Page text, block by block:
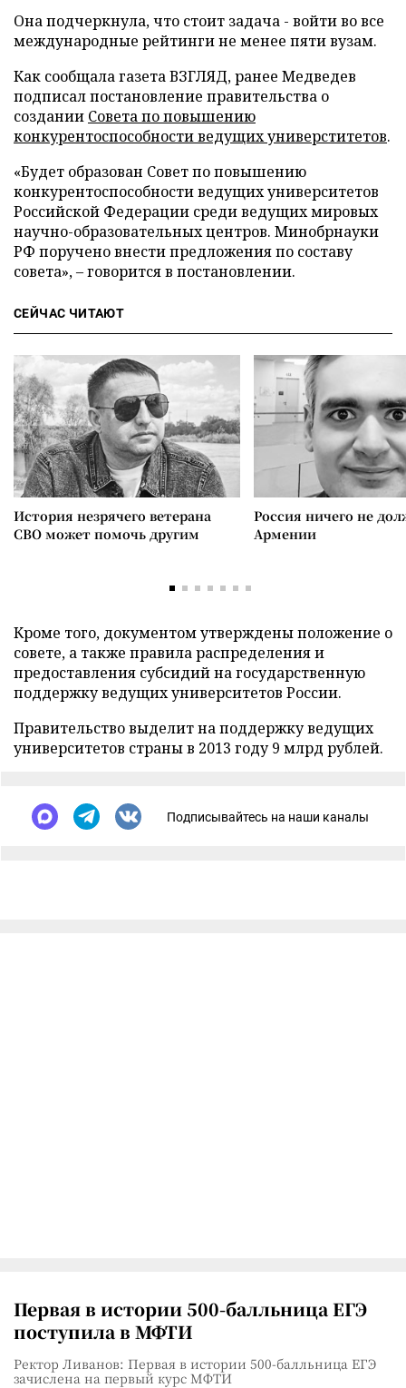
Она подчеркнула, что стоит задача - войти во все
международные рейтинги не менее пяти вузам.
Как сообщала газета ВЗГЛЯД, ранее Медведев
подписал постановление правительства о
создании Совета по повышению
конкурентоспособности ведущих универститетов.
«Будет образован Совет по повышению
конкурентоспособности ведущих университетов
Российской Федерации среди ведущих мировых
научно-образовательных центров. Минобрнауки
РФ поручено внести предложения по составу
совета», – говорится в постановлении.
СЕЙЧАС ЧИТАЮТ
История незрячего ветерана
СВО может помочь другим
Россия ничего не
Армении
Кроме того, документом утверждены положение о
совете, а также правила распределения и
предоставления субсидий на государственную
поддержку ведущих университетов России.
Правительство выделит на поддержку ведущих
университетов страны в 2013 году 9 млрд рублей.
Подписывайтесь на наши каналы
Первая в истории 500-балльница ЕГЭ
поступила в МФТИ
Ректор Ливанов: Первая в истории 500-балльница ЕГЭ
зачислена на первый курс МФТИ